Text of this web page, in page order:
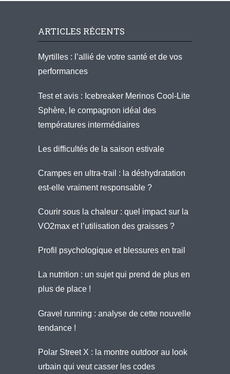
ARTICLES RÉCENTS
Myrtilles : l’allié de votre santé et de vos
performances
Test et avis : Icebreaker Merinos Cool-Lite
Sphère, le compagnon idéal des
températures intermédiaires
Les difficultés de la saison estivale
Crampes en ultra-trail : la déshydratation
est-elle vraiment responsable ?
Courir sous la chaleur : quel impact sur la
VO2max et l’utilisation des graisses ?
Profil psychologique et blessures en trail
La nutrition : un sujet qui prend de plus en
plus de place !
Gravel running : analyse de cette nouvelle
tendance !
Polar Street X : la montre outdoor au look
urbain qui veut casser les codes